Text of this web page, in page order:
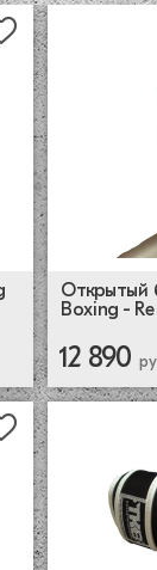
Открытый
Boxing -
12 890